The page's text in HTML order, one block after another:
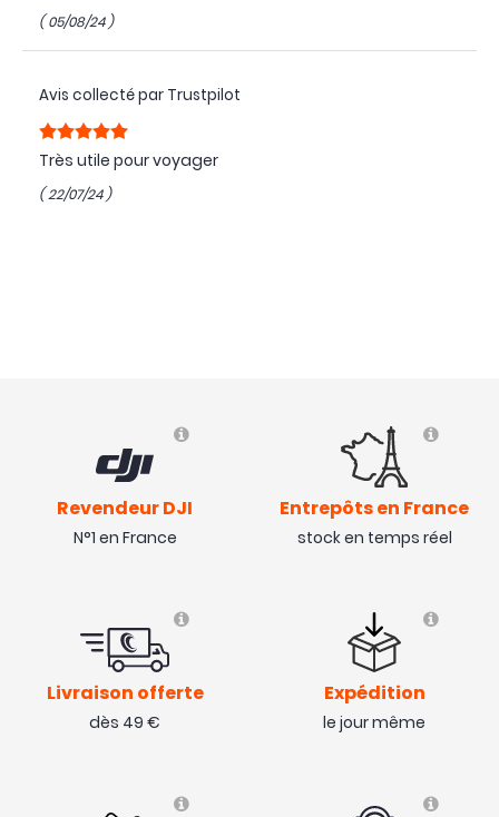
( 05/08/24 )
Avis collecté par Trustpilot
Très utile pour voyager
( 22/07/24 )
Revendeur DJI
N°1 en France
Entrepôts en France
stock en temps réel
Livraison offerte
dès 49 €
Expédition
le jour même